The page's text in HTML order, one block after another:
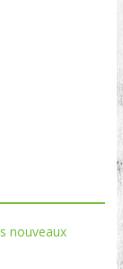
nouveaux